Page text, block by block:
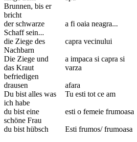
Brunnen, bis er
bricht
der schwarze
Schaff sein...
a fi oaia neagra...
die Ziege des
Nachbarn
capra vecinului
Die Ziege und
das Kraut
befriedigen
a impaca si capra si
varza
drausen afara
Du bist alles was
ich habe
Tu esti tot ce am
du bist eine
schöne Frau
esti o femeie frumoasa
du bist hübsch Esti frumos/ frumoasa